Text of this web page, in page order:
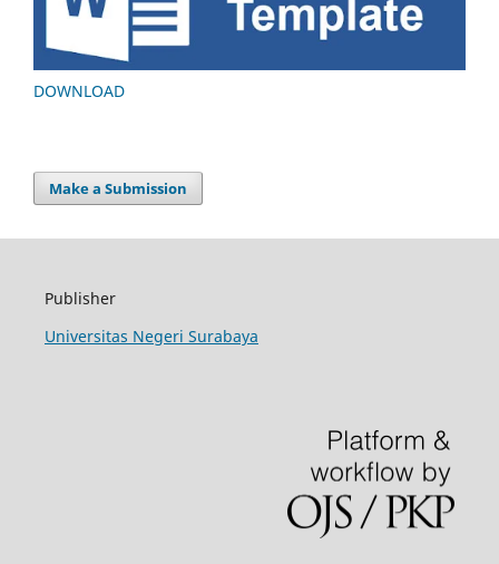
DOWNLOAD
Make a Submission
Publisher
Universitas Negeri Surabaya